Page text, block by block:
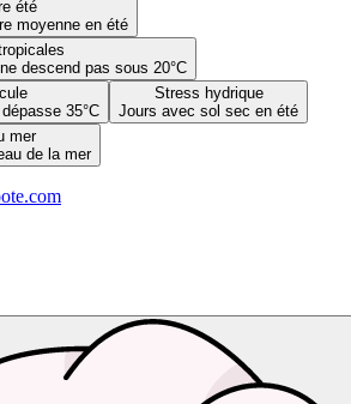
été
moyenne en été
descend pas sous 20°C
35°C
Stress hydrique
Jours avec sol sec en été
mer
de la mer